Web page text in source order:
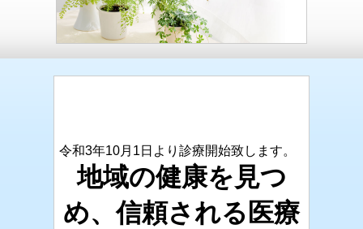
令和3年10月1日より診療開始致します。
地域の健康を見つ
め、信頼される医療